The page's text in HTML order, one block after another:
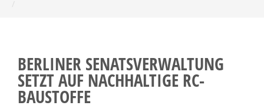
BERLINER SENATSVERWALTUNG
SETZT AUF NACHHALTIGE RC-
BAUSTOFFE